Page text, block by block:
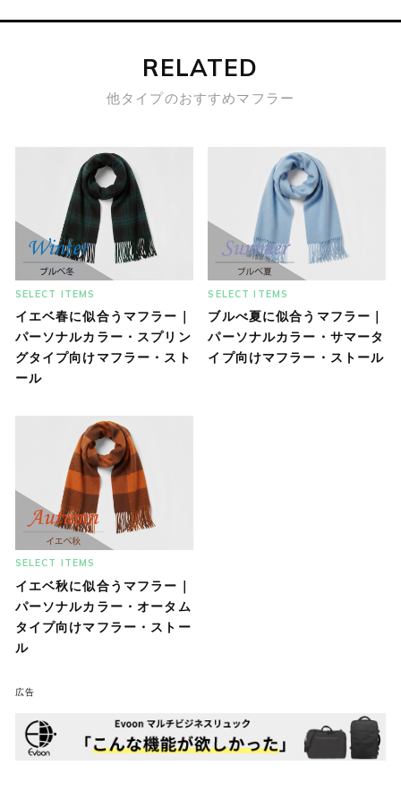
RELATED
他タイプのおすすめマフラー
SELECT ITEMS
イエベ春に似合うマフラー｜
パーソナルカラー・スプリン
グタイプ向けマフラー・スト
ール
SELECT ITEMS
ブルべ夏に似合うマフラー｜
パーソナルカラー・サマータ
イプ向けマフラー・ストール
SELECT ITEMS
イエベ秋に似合うマフラー｜
パーソナルカラー・オータム
タイプ向けマフラー・ストー
ル
広告